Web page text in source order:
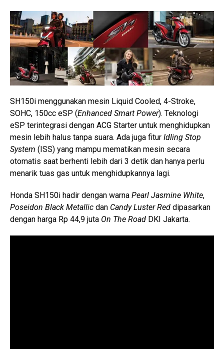
SH150i menggunakan mesin Liquid Cooled, 4-Stroke,
SOHC, 150cc eSP (Enhanced Smart Power). Teknologi
eSP terintegrasi dengan ACG Starter untuk menghidupkan
mesin lebih halus tanpa suara. Ada juga fitur Idling Stop
System (ISS) yang mampu mematikan mesin secara
otomatis saat berhenti lebih dari 3 detik dan hanya perlu
menarik tuas gas untuk menghidupkannya lagi.
Honda SH150i hadir dengan warna Pearl Jasmine White,
Poseidon Black Metallic dan Candy Luster Red dipasarkan
dengan harga Rp 44,9 juta On The Road DKI Jakarta.